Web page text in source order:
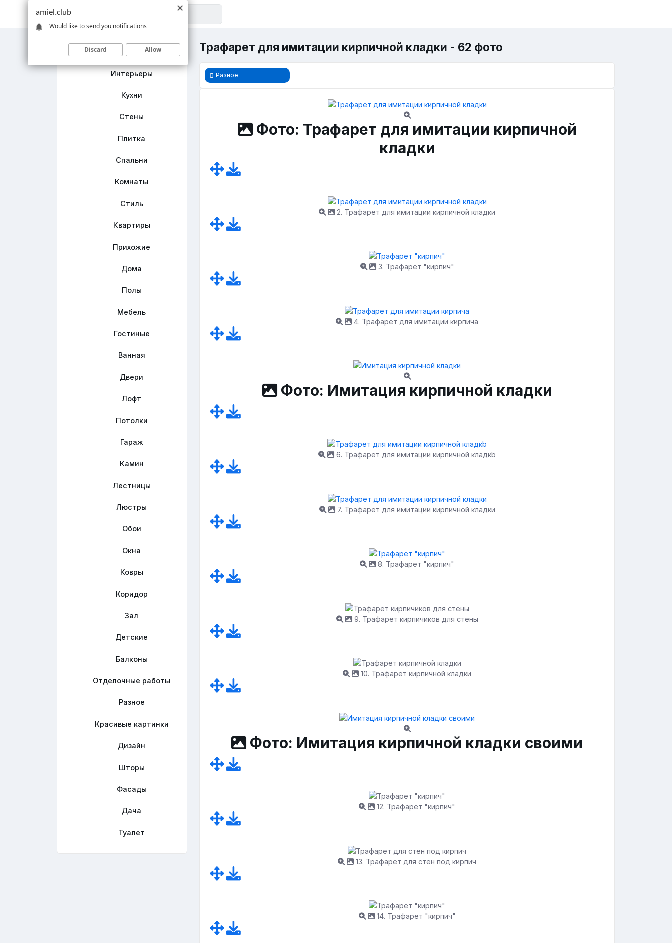
Главная
Интерьеры
Кухни
Стены
Плитка
Спальни
Комнаты
Стиль
Квартиры
Прихожие
Дома
Полы
Мебель
Гостиные
Ванная
Двери
Лофт
Потолки
Гараж
Камин
Лестницы
Люстры
Обои
Окна
Ковры
Коридор
Зал
Детские
Балконы
Отделочные работы
Разное
Красивые картинки
Дизайн
Шторы
Фасады
Дача
Туалет
Трафарет для имитации кирпичной кладки - 62 фото
Разное
Фото: Трафарет для имитации кирпичной
кладки
2. Трафарет для имитации кирпичной кладки
3. Трафарет "кирпич"
4. Трафарет для имитации кирпича
Фото: Имитация кирпичной кладки
6. Трафарет для имитации кирпичной кладкb
7. Трафарет для имитации кирпичной кладки
8. Трафарет "кирпич"
9. Трафарет кирпичиков для стены
10. Трафарет кирпичной кладки
Фото: Имитация кирпичной кладки своими
12. Трафарет "кирпич"
13. Трафарет для стен под кирпич
14. Трафарет "кирпич"
amiel.club
Would like to send you notifications
Discard Allow